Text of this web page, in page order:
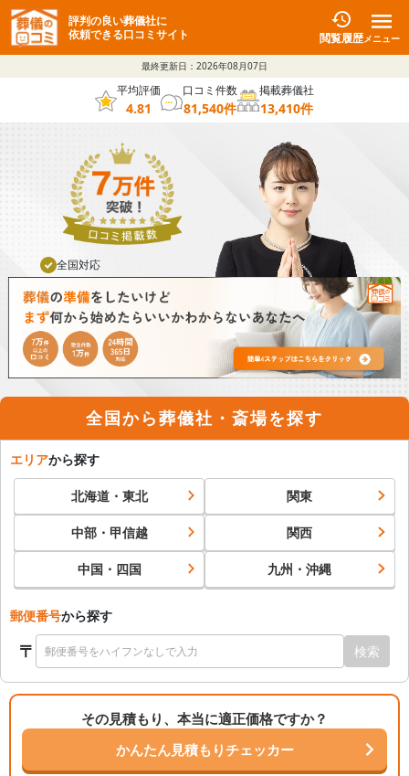
評判の良い葬儀社に
依頼できる口コミサイト
閲覧履歴メニュー
最終更新日： 2026年08月07日
平均評価
4.81
口コミ件数
81,540件
掲載葬儀社
13,410件
全国対応
24時間365日対応
全国から葬儀社・斎場を探す
エリアから探す
北海道・東北 関東
中部・甲信越 関西
中国・四国 九州・沖縄
郵便番号から探す
〒 検索
その見積もり、本当に適正価格ですか？
かんたん見積もりチェッカー